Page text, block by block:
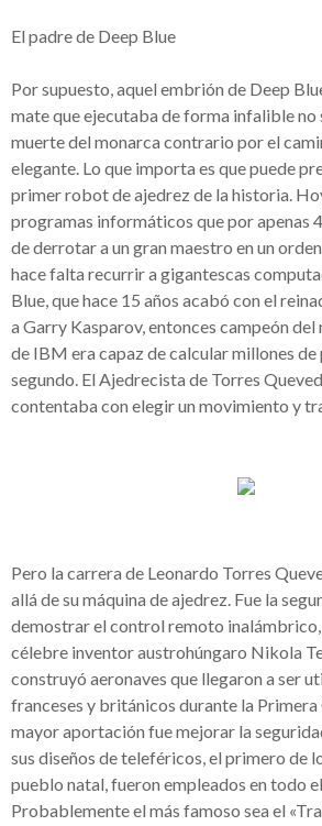
El padre de Deep Blue
Por supuesto, aquel embrión de Deep
mate que ejecutaba de forma infalible no
muerte del monarca contrario por el
elegante. Lo que importa es que puede
primer robot de ajedrez de la historia.
programas informáticos que por apenas
de derrotar a un gran maestro en un
hace falta recurrir a gigantescas
Blue, que hace 15 años acabó con el
a Garry Kasparov, entonces campeón del
de IBM era capaz de calcular millones
segundo. El Ajedrecista de Torres
contentaba con elegir un movimiento y
Pero la carrera de Leonardo Torres
allá de su máquina de ajedrez. Fue la
demostrar el control remoto
célebre inventor austrohúngaro Nikola
construyó aeronaves que llegaron a ser
franceses y británicos durante la
mayor aportación fue mejorar la
sus diseños de teleféricos, el primero de
pueblo natal, fueron empleados en todo
Probablemente el más famoso sea el